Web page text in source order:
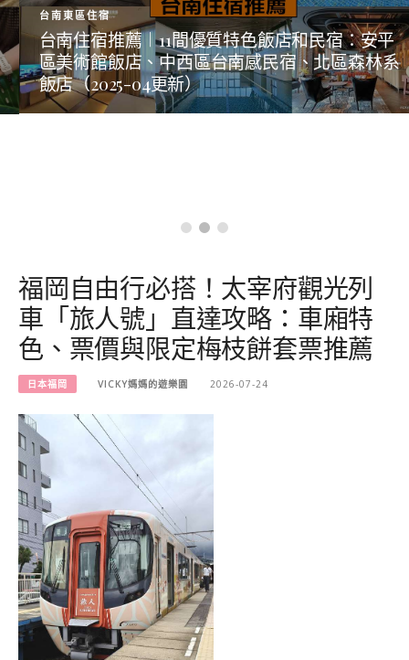
台南東區住宿
台南住宿推薦︱11間優質特色飯店和民宿：安平
區美術館飯店、中西區台南感民宿、北區森林系
飯店（2025-04更新）
福岡自由行必搭！太宰府觀光列
車「旅人號」直達攻略：車廂特
色、票價與限定梅枝餅套票推薦
日本福岡 VICKY媽媽的遊樂園 2026-07-24